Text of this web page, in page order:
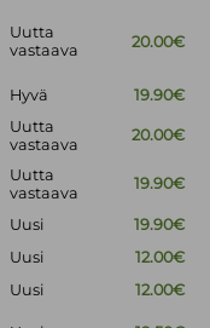
Uutta
vastaava
20.00€
Hyvä 19.90€
Uutta
vastaava
20.00€
Uutta
vastaava
19.90€
Uusi
19.90€
Uusi
12.00€
Uusi
12.00€